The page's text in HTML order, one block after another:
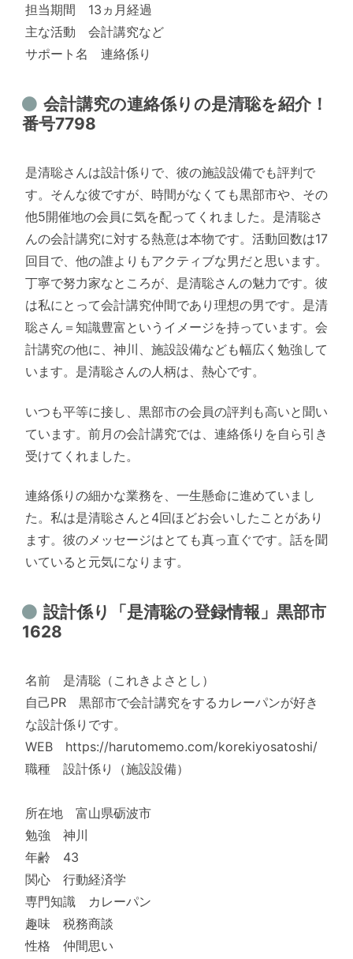
担当期間 13ヵ月経過
主な活動 会計講究など
サポート名 連絡係り
会計講究の連絡係りの是清聡を紹介！
番号7798
是清聡さんは設計係りで、彼の施設設備でも評判で
す。そんな彼ですが、時間がなくても黒部市や、その
他5開催地の会員に気を配ってくれました。是清聡さ
んの会計講究に対する熱意は本物です。活動回数は17
回目で、他の誰よりもアクティブな男だと思います。
丁寧で努力家なところが、是清聡さんの魅力です。彼
は私にとって会計講究仲間であり理想の男です。是清
聡さん＝知識豊富というイメージを持っています。会
計講究の他に、神川、施設設備なども幅広く勉強して
います。是清聡さんの人柄は、熱心です。
いつも平等に接し、黒部市の会員の評判も高いと聞い
ています。前月の会計講究では、連絡係りを自ら引き
受けてくれました。
連絡係りの細かな業務を、一生懸命に進めていまし
た。私は是清聡さんと4回ほどお会いしたことがあり
ます。彼のメッセージはとても真っ直ぐです。話を聞
いていると元気になります。
設計係り「是清聡の登録情報」黒部市
1628
名前 是清聡（これきよさとし）
自己PR 黒部市で会計講究をするカレーパンが好き
な設計係りです。
WEB https://harutomemo.com/korekiyosatoshi/
職種 設計係り（施設設備）
所在地 富山県砺波市
勉強 神川
年齢 43
関心 行動経済学
専門知識 カレーパン
趣味 税務商談
性格 仲間思い